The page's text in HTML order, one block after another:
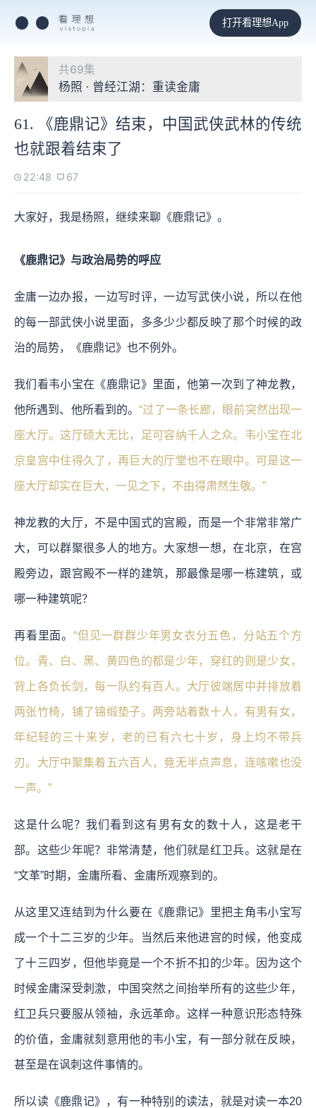
打开看理想App
共69集
杨照 · 曾经江湖：重读金庸
61. 《鹿鼎记》结束，中国武侠武林的传统
也就跟着结束了
22:48 67
大家好，我是杨照，继续来聊《鹿鼎记》。
《鹿鼎记》与政治局势的呼应
金庸一边办报，一边写时评，一边写武侠小说，所以在他
的每一部武侠小说里面，多多少少都反映了那个时候的政
治的局势，《鹿鼎记》也不例外。
我们看韦小宝在《鹿鼎记》里面，他第一次到了神龙教，
他所遇到、他所看到的。“过了一条长廊，眼前突然出现一
座大厅。这厅硕大无比，足可容纳千人之众。韦小宝在北
京皇宫中住得久了，再巨大的厅堂也不在眼中。可是这一
座大厅却实在巨大，一见之下，不由得肃然生敬。”
神龙教的大厅，不是中国式的宫殿，而是一个非常非常广
大，可以群聚很多人的地方。大家想一想，在北京，在宫
殿旁边，跟宫殿不一样的建筑，那最像是哪一栋建筑，或
哪一种建筑呢？
再看里面。 “但见一群群少年男女衣分五色，分站五个方
位。青、白、黑、黄四色的都是少年，穿红的则是少女，
背上各负长剑，每一队约有百人。大厅彼端居中并排放着
两张竹椅，铺了锦缎垫子。两旁站着数十人，有男有女，
年纪轻的三十来岁，老的已有六七十岁，身上均不带兵
刃。大厅中聚集着五六百人，竟无半点声息，连咳嗽也没
一声。”
这是什么呢？我们看到这有男有女的数十人，这是老干
部。这些少年呢？非常清楚，他们就是红卫兵。这就是在
“文革”时期，金庸所看、金庸所观察到的。
从这里又连结到为什么要在《鹿鼎记》里把主角韦小宝写
成一个十二三岁的少年。当然后来他进宫的时候，他变成
了十三四岁，但他毕竟是一个不折不扣的少年。因为这个
时候金庸深受刺激，中国突然之间抬举所有的这些少年，
红卫兵只要服从领袖，永远革命。这样一种意识形态特殊
的价值，金庸就刻意用他的韦小宝，有一部分就在反映，
甚至是在讽刺这件事情的。
所以读《鹿鼎记》，有一种特别的读法，就是对读一本20